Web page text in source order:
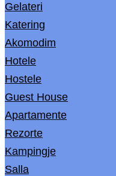
Gelateri
Katering
Akomodim
Hotele
Hostele
Guest House
Apartamente
Rezorte
Kampingje
Salla